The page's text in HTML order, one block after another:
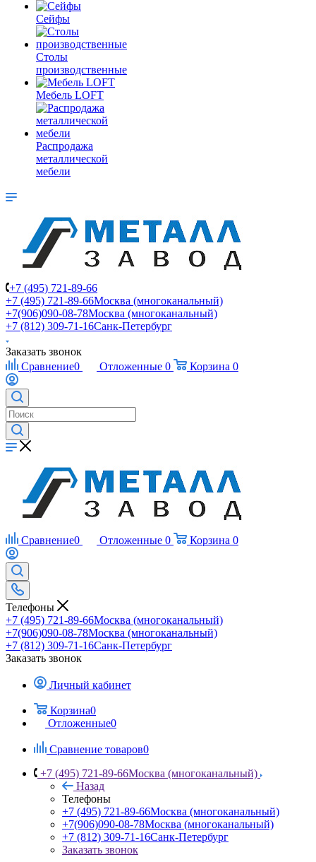
Сейфы
Столы
производственные
Мебель LOFT
Распродажа
металлической
мебели
+7 (495) 721-89-66
+7 (495) 721-89-66Москва (многоканальный)
+7(906)090-08-78Москва (многоканальный)
+7 (812) 309-71-16Санк-Петербург
Заказать звонок
Сравнение0 Отложенные 0 Корзина 0
Сравнение0 Отложенные 0 Корзина 0
Телефоны
+7 (495) 721-89-66Москва (многоканальный)
+7(906)090-08-78Москва (многоканальный)
+7 (812) 309-71-16Санк-Петербург
Заказать звонок
Личный кабинет
Корзина0
Отложенные0
Сравнение товаров0
+7 (495) 721-89-66Москва (многоканальный)
Назад
Телефоны
+7 (495) 721-89-66Москва (многоканальный)
+7(906)090-08-78Москва (многоканальный)
+7 (812) 309-71-16Санк-Петербург
Заказать звонок